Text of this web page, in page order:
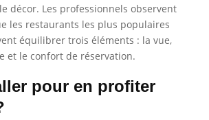
décor. Les professionnels observent
les restaurants les plus populaires
équilibrer trois éléments : la vue,
et le confort de réservation.
pour en profiter